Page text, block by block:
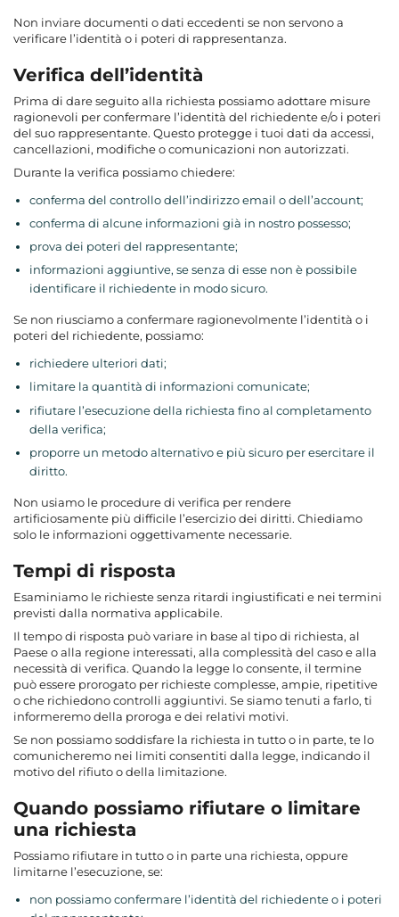
Non inviare documenti o dati eccedenti se non servono a
verificare l’identità o i poteri di rappresentanza.
Verifica dell’identità
Prima di dare seguito alla richiesta possiamo adottare misure
ragionevoli per confermare l’identità del richiedente e/o i poteri
del suo rappresentante. Questo protegge i tuoi dati da accessi,
cancellazioni, modifiche o comunicazioni non autorizzati.
Durante la verifica possiamo chiedere:
conferma del controllo dell’indirizzo email o dell’account;
conferma di alcune informazioni già in nostro possesso;
prova dei poteri del rappresentante;
informazioni aggiuntive, se senza di esse non è possibile
identificare il richiedente in modo sicuro.
Se non riusciamo a confermare ragionevolmente l’identità o i
poteri del richiedente, possiamo:
richiedere ulteriori dati;
limitare la quantità di informazioni comunicate;
rifiutare l’esecuzione della richiesta fino al completamento
della verifica;
proporre un metodo alternativo e più sicuro per esercitare il
diritto.
Non usiamo le procedure di verifica per rendere
artificiosamente più difficile l’esercizio dei diritti. Chiediamo
solo le informazioni oggettivamente necessarie.
Tempi di risposta
Esaminiamo le richieste senza ritardi ingiustificati e nei termini
previsti dalla normativa applicabile.
Il tempo di risposta può variare in base al tipo di richiesta, al
Paese o alla regione interessati, alla complessità del caso e alla
necessità di verifica. Quando la legge lo consente, il termine
può essere prorogato per richieste complesse, ampie, ripetitive
o che richiedono controlli aggiuntivi. Se siamo tenuti a farlo, ti
informeremo della proroga e dei relativi motivi.
Se non possiamo soddisfare la richiesta in tutto o in parte, te lo
comunicheremo nei limiti consentiti dalla legge, indicando il
motivo del rifiuto o della limitazione.
Quando possiamo rifiutare o limitare
una richiesta
Possiamo rifiutare in tutto o in parte una richiesta, oppure
limitarne l’esecuzione, se:
non possiamo confermare l’identità del richiedente o i poteri